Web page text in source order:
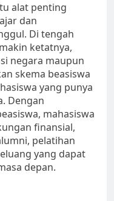
alat penting
dan
Di tengah
ketatnya,
negara maupun
skema beasiswa
yang punya
Dengan
mahasiswa
finansial,
pelatihan
yang dapat
depan.